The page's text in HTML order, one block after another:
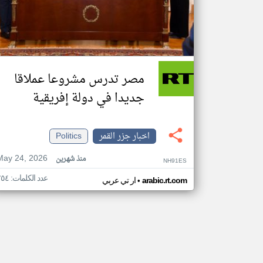
مصر تدرس مشروعا عملاقا
جديدا في دولة إفريقية
اخبار جزر القمر
Politics
24, 2026
منذ شهرين NH91ES
ار تي عربي• arabic.rt.com عدد الكلمات: ٢٥٤